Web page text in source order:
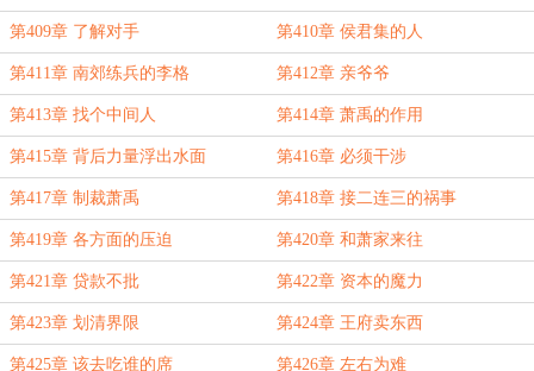
第409章 了解对手 第410章 侯君集的人
第411章 南郊练兵的李格 第412章 亲爷爷
第413章 找个中间人 第414章 萧禹的作用
第415章 背后力量浮出水面 第416章 必须干涉
第417章 制裁萧禹 第418章 接二连三的祸事
第419章 各方面的压迫 第420章 和萧家来往
第421章 贷款不批 第422章 资本的魔力
第423章 划清界限 第424章 王府卖东西
第425章 该去吃谁的席 第426章 左右为难